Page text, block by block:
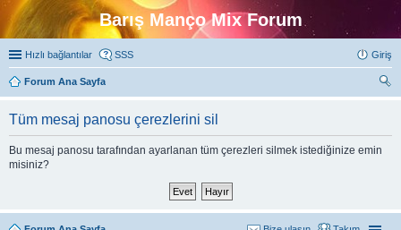
Barış Manço Mix Forum
Hızlı bağlantılar SSS Giriş
Forum Ana Sayfa
Tüm mesaj panosu çerezlerini sil
Bu mesaj panosu tarafından ayarlanan tüm çerezleri silmek istediğinize emin
misiniz?